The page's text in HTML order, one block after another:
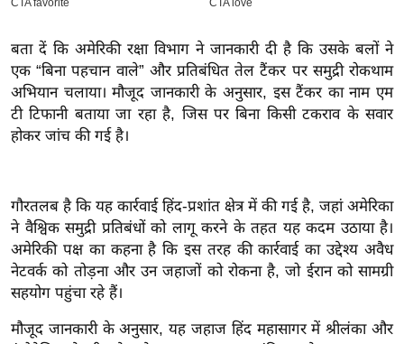
L
0
2
6
क्रा
ई
पे
प
र
मि
बता दें कि अमेरिकी रक्षा विभाग ने जानकारी दी है कि उसके बलों ने
एक “बिना पहचान वाले” और प्रतिबंधित तेल टैंकर पर समुद्री रोकथाम
अभियान चलाया। मौजूद जानकारी के अनुसार, इस टैंकर का नाम एम
टी टिफानी बताया जा रहा है, जिस पर बिना किसी टकराव के सवार
होकर जांच की गई है।
गौरतलब है कि यह कार्रवाई हिंद-प्रशांत क्षेत्र में की गई है, जहां अमेरिका
ने वैश्विक समुद्री प्रतिबंधों को लागू करने के तहत यह कदम उठाया है।
अमेरिकी पक्ष का कहना है कि इस तरह की कार्रवाई का उद्देश्य अवैध
नेटवर्क को तोड़ना और उन जहाजों को रोकना है, जो ईरान को सामग्री
सहयोग पहुंचा रहे हैं।
मौजूद जानकारी के अनुसार, यह जहाज हिंद महासागर में श्रीलंका और